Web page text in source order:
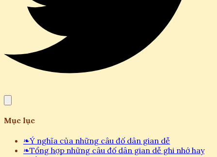
Mục lục
❧Ý nghĩa của những câu đố dân gian dễ
❧Tổng hợp những câu đố dân gian dễ ghi nhớ hay